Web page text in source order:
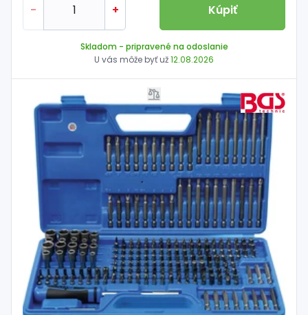
- + Kúpiť
Skladom - pripravené na odoslanie
U vás môže byť už12.08.2026